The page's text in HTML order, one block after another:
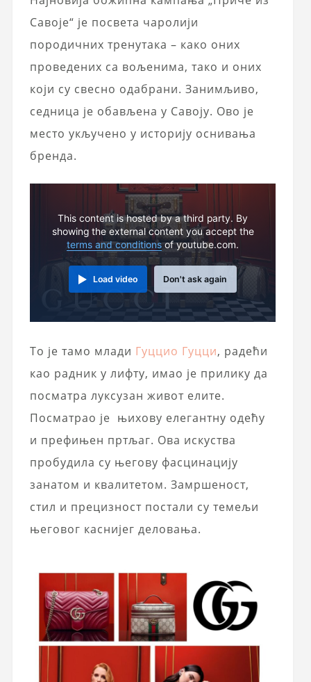
Савоје“ је посвета чаролији
породичних тренутака – како оних
проведених са вољенима, тако и оних
који су свесно одабрани. Занимљиво,
седница је обављена у Савоју. Ово је
место укључено у историју оснивања
бренда.
This content is hosted by a third party. By
showing the external content you accept the
terms and conditionsof youtube.com.
Load video Don't ask again
То је тамо млади Гуццио Гуцци, радећи
као радник у лифту, имао је прилику да
посматра луксузан живот елите.
Посматрао је њихову елегантну одећу
и префињен пртљаг. Ова искуства
пробудила су његову фасцинацију
занатом и квалитетом. Замршеност,
стил и прецизност постали су темељи
његовог каснијег деловања.